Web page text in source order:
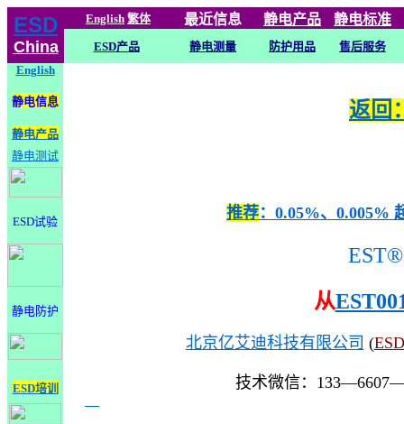
ESD
China
English 繁体 最近信息 静电产品 静电标准
ESD产品 静电测量 防护用品
售后服务
English
静电信息
静电产品
静电测试
ESD试验
静电防护
ESD培训
返回
推荐：0.05%、0.005%
EST®
从
北京亿艾迪科技有限公司 (
技术微信：